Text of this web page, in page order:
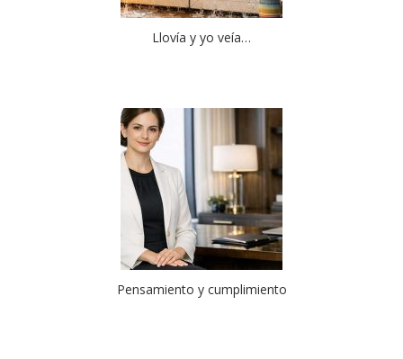
Llovía y yo veía…
Pensamiento y cumplimiento